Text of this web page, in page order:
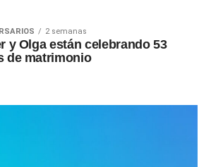
2 semanas
y Olga están celebrando 53
de matrimonio